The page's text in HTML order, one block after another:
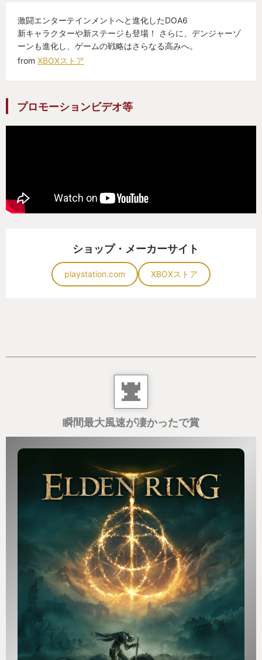
激闘エンターテインメントへと進化したDOA6
新キャラクターや新ステージも登場！ さらに、デンジャーゾ
ーンも進化し、ゲームの戦略はさらなる高みへ。
from XBOXストア
プロモーションビデオ等
ショップ・メーカーサイト
playstation.com XBOXストア
瞬間最大風速が凄かったで賞